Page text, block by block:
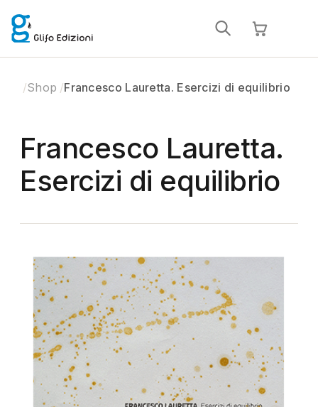
Shop Francesco Lauretta. Esercizi di equilibrio
Francesco Lauretta.
Esercizi di equilibrio